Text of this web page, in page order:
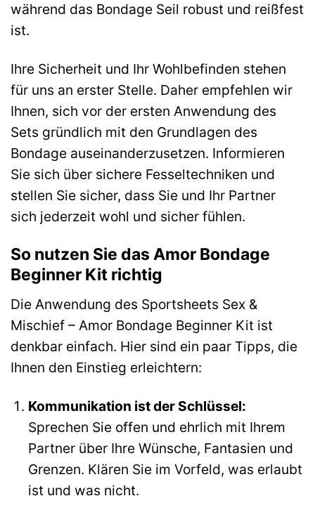
während das Bondage Seil robust und reißfest
ist.
Ihre Sicherheit und Ihr Wohlbefinden stehen
für uns an erster Stelle. Daher empfehlen wir
Ihnen, sich vor der ersten Anwendung des
Sets gründlich mit den Grundlagen des
Bondage auseinanderzusetzen. Informieren
Sie sich über sichere Fesseltechniken und
stellen Sie sicher, dass Sie und Ihr Partner
sich jederzeit wohl und sicher fühlen.
So nutzen Sie das Amor Bondage
Beginner Kit richtig
Die Anwendung des Sportsheets Sex &
Mischief – Amor Bondage Beginner Kit ist
denkbar einfach. Hier sind ein paar Tipps, die
Ihnen den Einstieg erleichtern:
Kommunikation ist der Schlüssel:
Sprechen Sie offen und ehrlich mit Ihrem
Partner über Ihre Wünsche, Fantasien und
Grenzen. Klären Sie im Vorfeld, was erlaubt
ist und was nicht.